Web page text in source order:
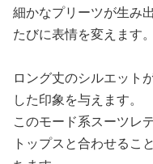
細かなプリーツが生み
たびに表情を変えます。
ロング丈のシルエット
した印象を与えます。
このモード系スーツレ
トップスと合わせるこ